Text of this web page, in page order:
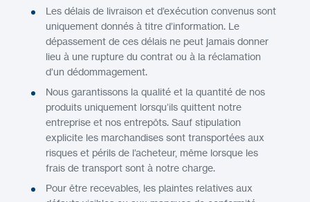
Les délais de livraison et d’exécution convenus sont
uniquement donnés à titre d’information. Le
dépassement de ces délais ne peut jamais donner
lieu à une rupture du contrat ou à la réclamation
d’un dédommagement.
Nous garantissons la qualité et la quantité de nos
produits uniquement lorsqu’ils quittent notre
entreprise et nos entrepôts. Sauf stipulation
explicite les marchandises sont transportées aux
risques et périls de l’acheteur, même lorsque les
frais de transport sont à notre charge.
Pour être recevables, les plaintes relatives aux